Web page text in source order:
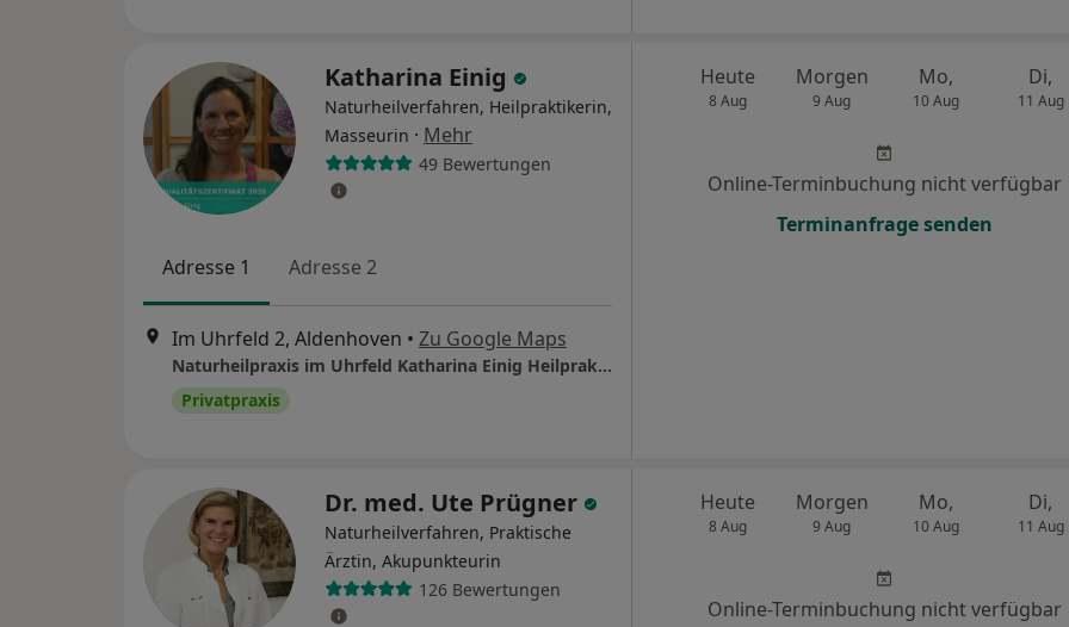
Katharina Einig
Naturheilverfahren, Heilpraktikerin,
Masseurin · Mehr
49 Bewertungen
Adresse 1 Adresse 2
Im Uhrfeld 2, Aldenhoven • Zu Google Maps
Naturheilpraxis im Uhrfeld Katharina Einig Heilpraktikerin
Privatpraxis
Heute
8 Aug
Morgen
9 Aug
Mo,
10 Aug
Di,
11 Aug
Online-Terminbuchung nicht verfügbar
Terminanfrage senden
Dr. med. Ute Prügner
Naturheilverfahren, Praktische
Ärztin, Akupunkteurin
126 Bewertungen
Heute
8 Aug
Morgen
9 Aug
Mo,
10 Aug
Di,
11 Aug
Online-Terminbuchung nicht verfügbar